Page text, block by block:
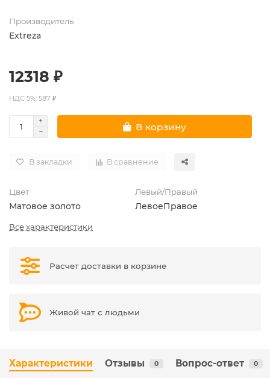
Производитель
Extreza
12318 ₽
НДС 5%: 587 ₽
В корзину
В закладки В сравнение
Цвет
Матовое золото
Левый/Правый
ЛевоеПравое
Все характеристики
Расчет доставки в корзине
Живой чат с людьми
Характеристики Отзывы 0 Вопрос-ответ 0